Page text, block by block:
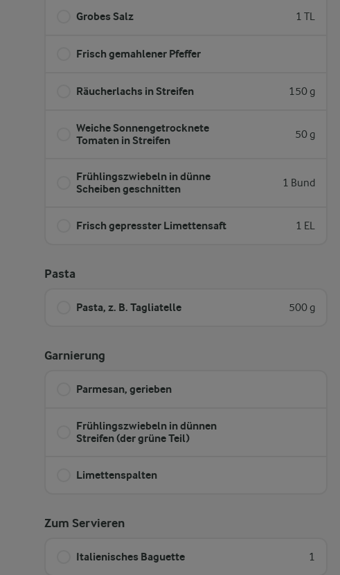
Grobes Salz 1 TL
Frisch gemahlener Pfeffer
Räucherlachs in Streifen 150 g
Weiche Sonnengetrocknete
Tomaten in Streifen
50 g
Frühlingszwiebeln in dünne
Scheiben geschnitten
1 Bund
Frisch gepresster Limettensaft 1 EL
Pasta
Pasta, z. B. Tagliatelle 500 g
Garnierung
Parmesan, gerieben
Frühlingszwiebeln in dünnen
Streifen (der grüne Teil)
Limettenspalten
Zum Servieren
Italienisches Baguette 1